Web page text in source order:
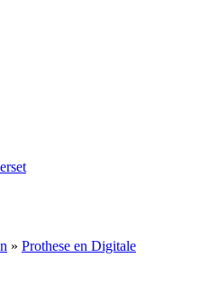
» Prothese en Digitale